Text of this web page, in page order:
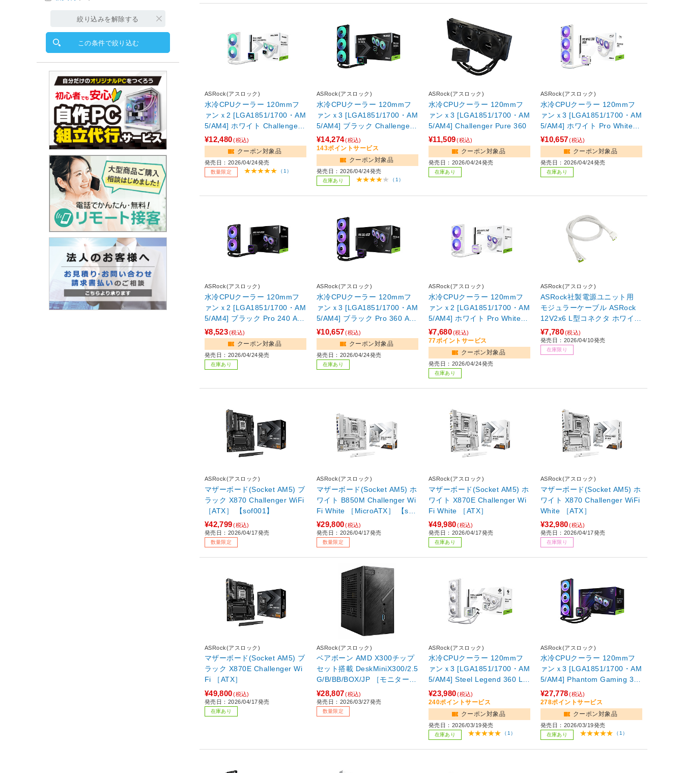
ASRock(アスロック)
水冷CPUクーラー 120mmフ
ァンｘ2 [LGA1851/1700・AM
5/AM4] ホワイト Challenger
White 240 Digital 【sof001】
¥12,480(税込)
クーポン対象品
発売日：2026/04/24発売
数量限定 （1）
ASRock(アスロック)
水冷CPUクーラー 120mmフ
ァンｘ3 [LGA1851/1700・AM
5/AM4] ブラック Challenger
360 Digital
¥14,274(税込)
143ポイントサービス
クーポン対象品
発売日：2026/04/24発売
在庫あり （1）
ASRock(アスロック)
水冷CPUクーラー 120mmフ
ァンｘ3 [LGA1851/1700・AM
5/AM4] Challenger Pure 360
¥11,509(税込)
クーポン対象品
発売日：2026/04/24発売
在庫あり
ASRock(アスロック)
水冷CPUクーラー 120mmフ
ァンｘ3 [LGA1851/1700・AM
5/AM4] ホワイト Pro White 3
60 ARGB
¥10,657(税込)
クーポン対象品
発売日：2026/04/24発売
在庫あり
ASRock(アスロック)
水冷CPUクーラー 120mmフ
ァンｘ2 [LGA1851/1700・AM
5/AM4] ブラック Pro 240 AR
GB
¥8,523(税込)
クーポン対象品
発売日：2026/04/24発売
在庫あり
ASRock(アスロック)
水冷CPUクーラー 120mmフ
ァンｘ3 [LGA1851/1700・AM
5/AM4] ブラック Pro 360 AR
GB
¥10,657(税込)
クーポン対象品
発売日：2026/04/24発売
在庫あり
ASRock(アスロック)
水冷CPUクーラー 120mmフ
ァンｘ2 [LGA1851/1700・AM
5/AM4] ホワイト Pro White 2
40 ARGB
¥7,680(税込)
77ポイントサービス
クーポン対象品
発売日：2026/04/24発売
在庫あり
ASRock(アスロック)
ASRock社製電源ユニット用
モジュラーケーブル ASRock
12V2x6 L型コネクタ ホワイト
CB-12V2X6L600W/W
¥7,780(税込)
発売日：2026/04/10発売
在庫限り
ASRock(アスロック)
マザーボード(Socket AM5) ブ
ラック X870 Challenger WiFi
［ATX］ 【sof001】
¥42,799(税込)
発売日：2026/04/17発売
数量限定
ASRock(アスロック)
マザーボード(Socket AM5) ホ
ワイト B850M Challenger Wi
Fi White ［MicroATX］ 【sof
001】
¥29,800(税込)
発売日：2026/04/17発売
数量限定
ASRock(アスロック)
マザーボード(Socket AM5) ホ
ワイト X870E Challenger Wi
Fi White ［ATX］
¥49,980(税込)
発売日：2026/04/17発売
在庫あり
ASRock(アスロック)
マザーボード(Socket AM5) ホ
ワイト X870 Challenger WiFi
White ［ATX］
¥32,980(税込)
発売日：2026/04/17発売
在庫限り
ASRock(アスロック)
マザーボード(Socket AM5) ブ
ラック X870E Challenger Wi
Fi ［ATX］
¥49,800(税込)
発売日：2026/04/17発売
在庫あり
ASRock(アスロック)
ベアボーン AMD X300チップ
セット搭載 DeskMiniX300/2.5
G/B/BB/BOX/JP ［モニター無
し /OS無し /無し］ 【sof00
1】
¥28,807(税込)
発売日：2026/03/27発売
数量限定
ASRock(アスロック)
水冷CPUクーラー 120mmフ
ァンｘ3 [LGA1851/1700・AM
5/AM4] Steel Legend 360 LC
D ホワイト 90-ASLA36-WAA
GA5
¥23,980(税込)
240ポイントサービス
クーポン対象品
発売日：2026/03/19発売
在庫あり （1）
ASRock(アスロック)
水冷CPUクーラー 120mmフ
ァンｘ3 [LGA1851/1700・AM
5/AM4] Phantom Gaming 360
LCD ブラック 90-APGA36-B
AAGA5
¥27,778(税込)
278ポイントサービス
クーポン対象品
発売日：2026/03/19発売
在庫あり （1）
絞り込みを解除する
この条件で絞り込む